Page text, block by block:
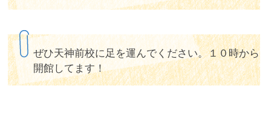
ぜひ天神前校に足を運んでください。１０時から
開館してます！